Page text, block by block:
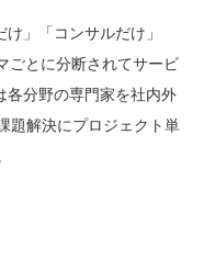
」「コンサルだけ」
ごとに分断されてサービ
各分野の専門家を社内外
題解決にプロジェクト単